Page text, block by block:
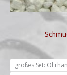
großes Set: